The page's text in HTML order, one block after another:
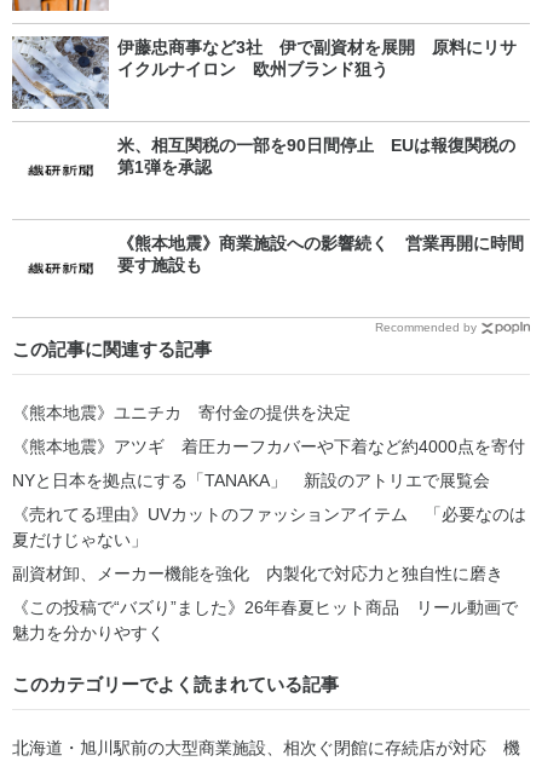
伊藤忠商事など3社 伊で副資材を展開 原料にリサ
イクルナイロン 欧州ブランド狙う
米、相互関税の一部を90日間停止 EUは報復関税の
第1弾を承認
《熊本地震》商業施設への影響続く 営業再開に時間
要す施設も
Recommended by
この記事に関連する記事
《熊本地震》ユニチカ 寄付金の提供を決定
《熊本地震》アツギ 着圧カーフカバーや下着など約4000点を寄付
NYと日本を拠点にする「TANAKA」 新設のアトリエで展覧会
《売れてる理由》UVカットのファッションアイテム 「必要なのは
夏だけじゃない」
副資材卸、メーカー機能を強化 内製化で対応力と独自性に磨き
《この投稿で“バズり”ました》26年春夏ヒット商品 リール動画で
魅力を分かりやすく
このカテゴリーでよく読まれている記事
北海道・旭川駅前の大型商業施設、相次ぐ閉館に存続店が対応 機